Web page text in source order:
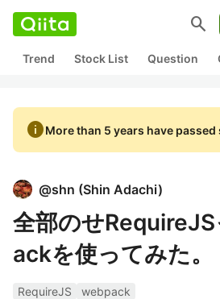
search
Trend Stock List Question
infoMore than 5 years have
@shn (Shin Adachi)
全部のせ
ackを使ってみた。
RequireJS
webpack